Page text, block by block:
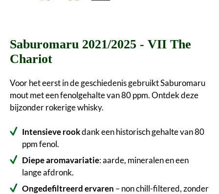
Saburomaru 2021/2025 - VII The
Chariot
Voor het eerst in de geschiedenis gebruikt Saburomaru
mout met een fenolgehalte van 80 ppm. Ontdek deze
bijzonder rokerige whisky.
Intensieve rookdank een historisch gehalte van 80
ppm fenol.
Diepe aromavariatie: aarde, mineralen en een
lange afdronk.
Ongedefiltreerd ervaren – non chill-filtered, zonder